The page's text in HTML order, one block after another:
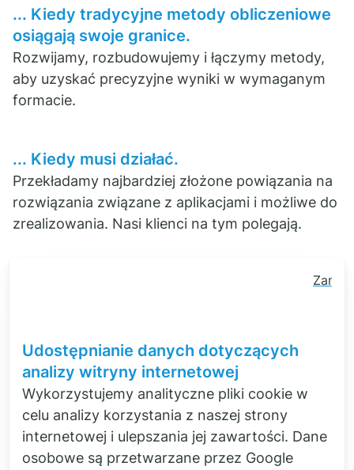
... Kiedy tradycyjne metody obliczeniowe
osiągają swoje granice.
Rozwijamy, rozbudowujemy i łączymy metody,
aby uzyskać precyzyjne wyniki w wymaganym
formacie.
... Kiedy musi działać.
Przekładamy najbardziej złożone powiązania na
rozwiązania związane z aplikacjami i możliwe do
zrealizowania. Nasi klienci na tym polegają.
Strony zorientowane na
rozwiązania
Udostępnianie danych dotyczących
analizy witryny internetowej
Wykorzystujemy analityczne pliki cookie w
celu analizy korzystania z naszej strony
internetowej i ulepszania jej zawartości. Dane
osobowe są przetwarzane przez Google